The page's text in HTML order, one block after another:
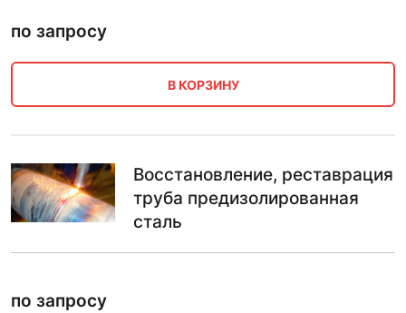
по запросу
В КОРЗИНУ
Восстановление, реставрация
труба предизолированная
сталь
по запросу